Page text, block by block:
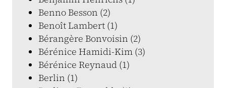
Benno Besson (2)
Benoît Lambert (1)
Bérangère Bonvoisin (2)
Bérénice Hamidi-Kim (3)
Bérénice Reynaud (1)
Berlin (1)